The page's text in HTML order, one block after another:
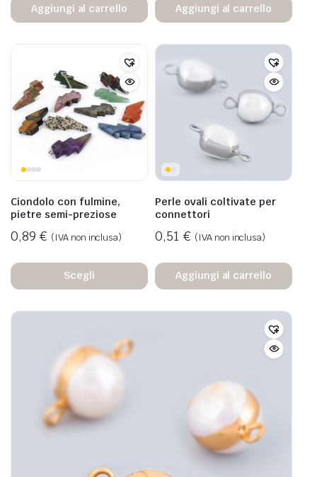
Aggiungi al carrello Aggiungi al carrello
Ciondolo con fulmine,
pietre semi-preziose
0,89 € (IVA non inclusa)
Scegli
Perle ovali coltivate per
connettori
0,51 € (IVA non inclusa)
Aggiungi al carrello